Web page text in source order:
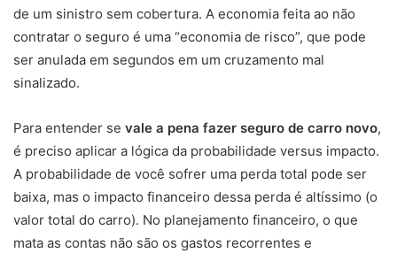
de um sinistro sem cobertura. A economia feita ao não
contratar o seguro é uma “economia de risco”, que pode
ser anulada em segundos em um cruzamento mal
sinalizado.
Para entender se vale a pena fazer seguro de carro novo,
é preciso aplicar a lógica da probabilidade versus impacto.
A probabilidade de você sofrer uma perda total pode ser
baixa, mas o impacto financeiro dessa perda é altíssimo (o
valor total do carro). No planejamento financeiro, o que
mata as contas não são os gastos recorrentes e